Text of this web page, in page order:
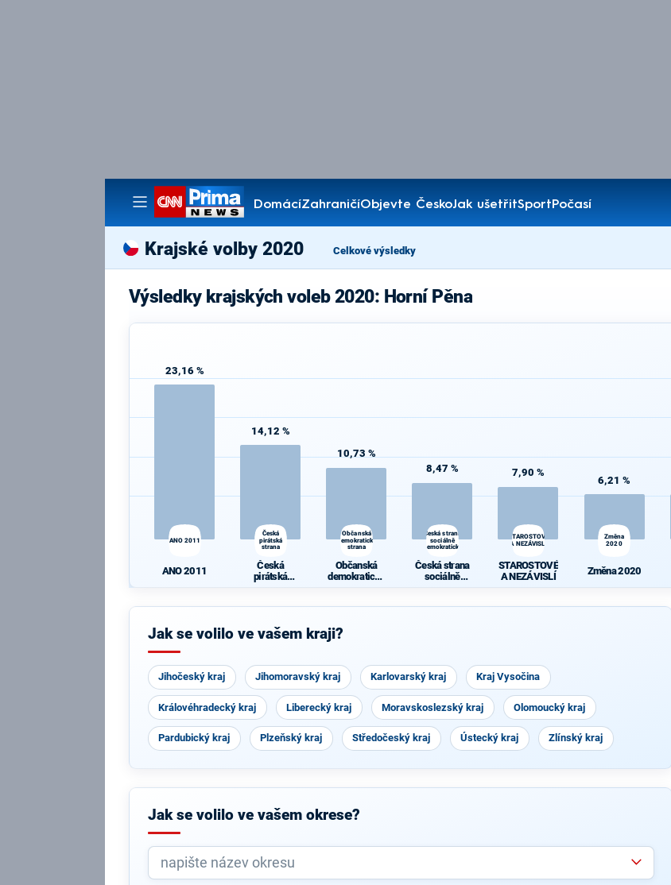
DomácíZahraničíObjevte ČeskoJak ušetřitSportPočasí
Pořady
Krajské volby 2020 Celkové výsledky
Výsledky krajských voleb 2020: Horní Pěna
23,16 %
ANO 2011
ANO 2011
14,12 %
Česká
pirátská
strana
Česká
pirátská
10,73 %
Občanská
demokratická
strana
Občanská
demokratická
8,47 %
Česká strana
sociálně
demokratická
Česká strana
sociálně
7,90 %
STAROSTOVÉ
A NEZÁVISLÍ
STAROSTOVÉ
A NEZÁVISLÍ
6,21 %
Změna
2020
Změna 2020
Jak se volilo ve vašem kraji?
Jihočeský kraj Jihomoravský kraj Karlovarský kraj Kraj Vysočina
Královéhradecký kraj Liberecký kraj Moravskoslezský kraj Olomoucký kraj
Pardubický kraj Plzeňský kraj Středočeský kraj Ústecký kraj Zlínský kraj
Jak se volilo ve vašem okrese?